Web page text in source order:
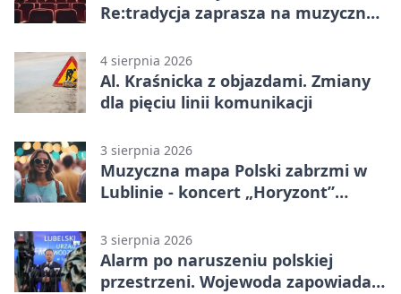
Re:tradycja zaprasza na muzyczną
4 sierpnia 2026
Al. Kraśnicka z objazdami. Zmiany
dla pięciu linii komunikacji
3 sierpnia 2026
Muzyczna mapa Polski zabrzmi w
Lublinie - koncert „Horyzont”
3 sierpnia 2026
Alarm po naruszeniu polskiej
przestrzeni. Wojewoda zapowiada